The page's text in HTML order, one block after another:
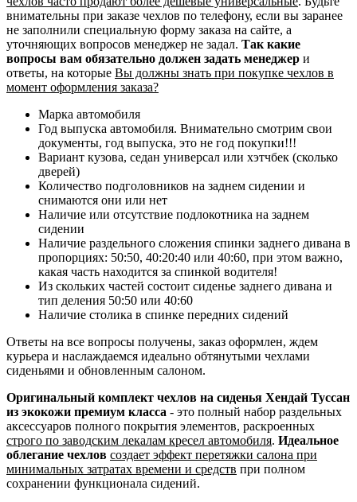
внимательны при заказе чехлов по телефону, если вы заранее
не заполнили специальную форму заказа на сайте, а
уточняющих вопросов менеджер не задал. Так какие
вопросы вам обязательно должен задать менеджер и
ответы, на которые Вы должны знать при покупке чехлов в
момент оформления заказа?
Марка автомобиля
Год выпуска автомобиля. Внимательно смотрим свои
документы, год выпуска, это не год покупки!!!
Вариант кузова, седан универсал или хэтчбек (сколько
дверей)
Количество подголовников на заднем сидении и
снимаются они или нет
Наличие или отсутствие подлокотника на заднем
сидении
Наличие раздельного сложения спинки заднего дивана в
пропорциях: 50:50, 40:20:40 или 40:60, при этом важно,
какая часть находится за спинкой водителя!
Из скольких частей состоит сиденье заднего дивана и
тип деления 50:50 или 40:60
Наличие столика в спинке передних сидений
Ответы на все вопросы получены, заказ оформлен, ждем
курьера и наслаждаемся идеально обтянутыми чехлами
сиденьями и обновленным салоном.
Оригинальный комплект чехлов на сиденья Хендай Туссан
из экокожи премиум класса - это полный набор раздельных
аксессуаров полного покрытия элементов, раскроенных
строго по заводским лекалам кресел автомобиля. Идеальное
облегание чехлов создает эффект перетяжки салона при
минимальных затратах времени и средств при полном
сохранении функционала сидений.